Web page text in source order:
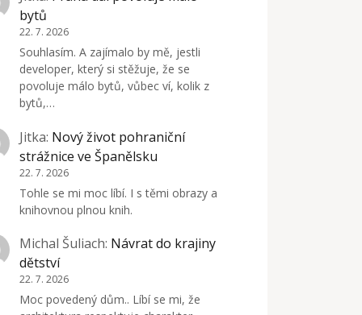
bytů
22. 7. 2026
Souhlasím. A zajímalo by mě, jestli
developer, který si stěžuje, že se
povoluje málo bytů, vůbec ví, kolik z
bytů,…
Jitka: Nový život pohraniční
strážnice ve Španělsku
22. 7. 2026
Tohle se mi moc líbí. I s těmi obrazy a
knihovnou plnou knih.
Michal Šuliach: Návrat do krajiny
dětství
22. 7. 2026
Moc povedený dům.. Líbí se mi, že